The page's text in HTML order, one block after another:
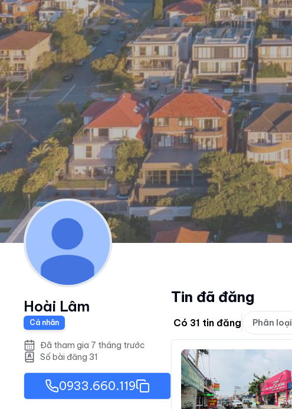
Hoài Lâm
Cá nhân
Đã tham gia 7 tháng trước
Số bài đăng 31
0933.660.119
Tin đã đăng
Có 31 tin đăng Phân loại